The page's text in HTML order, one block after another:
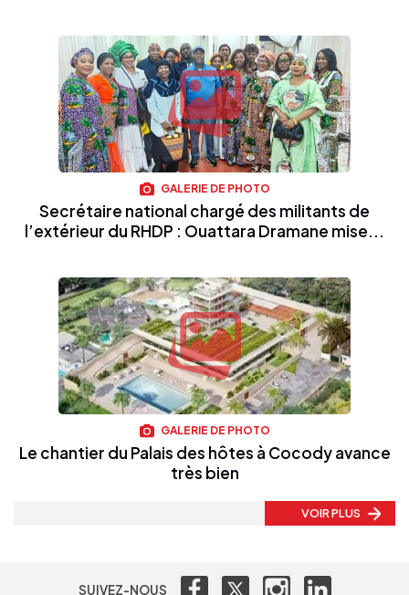
GALERIE DE PHOTO
Secrétaire national chargé des militants de
l’extérieur du RHDP : Ouattara Dramane mise...
GALERIE DE PHOTO
Le chantier du Palais des hôtes à Cocody avance
très bien
VOIR PLUS
SUIVEZ-NOUS